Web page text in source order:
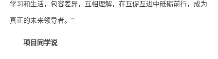
学习和生活，包容差异，互相理解，在互促互进中砥砺前行，成为
真正的未来领导者。”
项目同学说